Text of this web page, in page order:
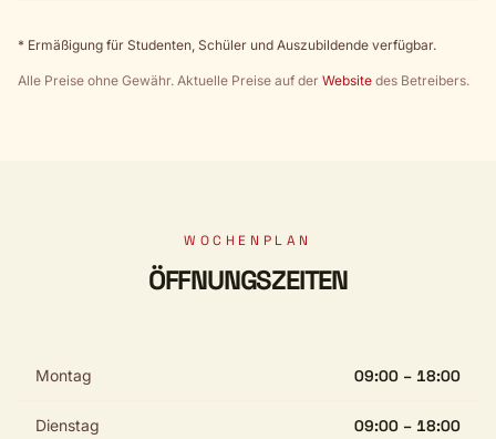
* Ermäßigung für Studenten, Schüler und Auszubildende verfügbar.
Alle Preise ohne Gewähr. Aktuelle Preise auf der Website des Betreibers.
WOCHENPLAN
ÖFFNUNGSZEITEN
Montag 09:00 – 18:00
Dienstag 09:00 – 18:00